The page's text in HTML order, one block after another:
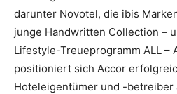
darunter Novotel, die ibis
junge Handwritten Collection –
Lifestyle-Treueprogramm ALL –
positioniert sich Accor
Hoteleigentümer und -betreiber